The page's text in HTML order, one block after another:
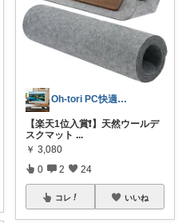
Oh-tori PC快適空間
【楽天1位入賞❗️】天然ウールデ
スクマット ...
￥ 3,080
0 2 24
コレ いいね